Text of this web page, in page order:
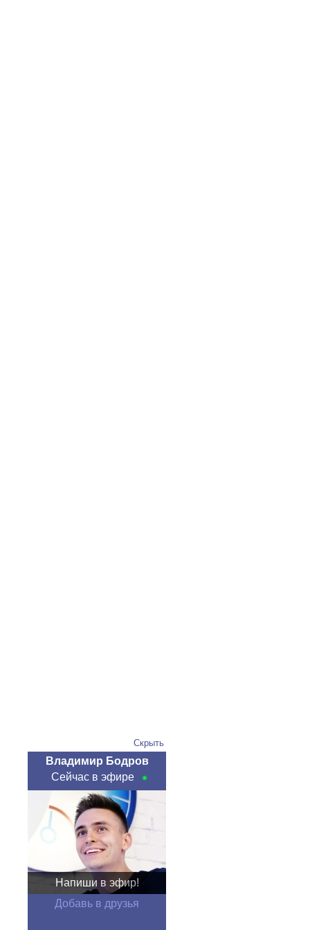
Скрыть
Владимир Бодров
Сейчас в эфире
Напиши в эфир!
Добавь в друзья